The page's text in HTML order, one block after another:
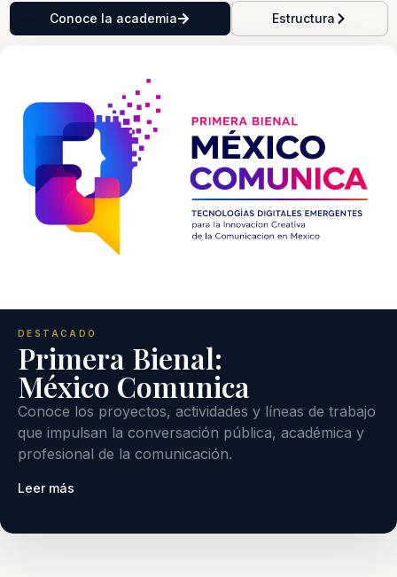
Conoce la academia Estructura
DESTACADO
Primera Bienal:
México Comunica
Conoce los proyectos, actividades y líneas de trabajo
que impulsan la conversación pública, académica y
profesional de la comunicación.
Leer más